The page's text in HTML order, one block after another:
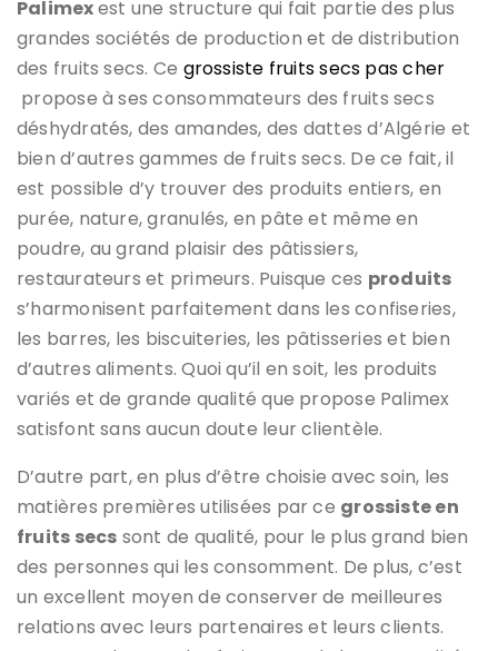
Palimexest une structure qui fait partie des plus
grandes sociétés de production et de distribution
des fruits secs. Ce grossiste fruits secs pas cher
propose à ses consommateurs des fruits secs
déshydratés, des amandes, des dattes d’Algérie et
bien d’autres gammes de fruits secs. De ce fait, il
est possible d’y trouver des produits entiers, en
purée, nature, granulés, en pâte et même en
poudre, au grand plaisir des pâtissiers,
restaurateurs et primeurs. Puisque ces produits
s’harmonisent parfaitement dans les confiseries,
les barres, les biscuiteries, les pâtisseries et bien
d’autres aliments. Quoi qu’il en soit, les produits
variés et de grande qualité que propose Palimex
satisfont sans aucun doute leur clientèle.
D’autre part, en plus d’être choisie avec soin, les
matières premières utilisées par ce grossiste en
fruits secs sont de qualité, pour le plus grand bien
des personnes qui les consomment. De plus, c’est
un excellent moyen de conserver de meilleures
relations avec leurs partenaires et leurs clients.